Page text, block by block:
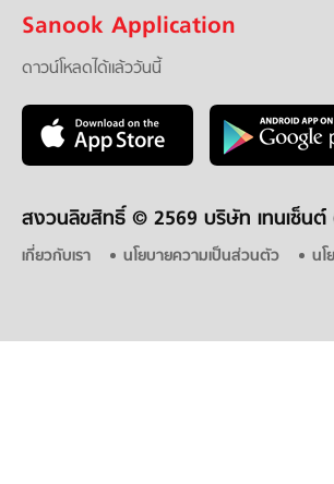
Sanook Application
ดาวน์โหลดได้แล้ววันนี้
สงวนลิขสิทธิ์ © 2569 บริษัท เทนเซ็นต์
เกี่ยวกับเรา นโยบายความเป็นส่วนตัว นโ